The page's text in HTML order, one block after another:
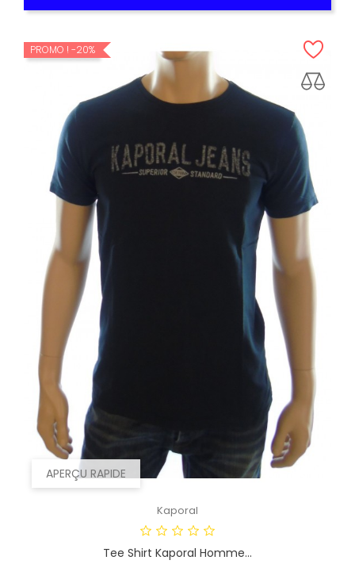
APERÇU RAPIDE
PROMO ! -20%
Kaporal
Tee Shirt Kaporal Homme...